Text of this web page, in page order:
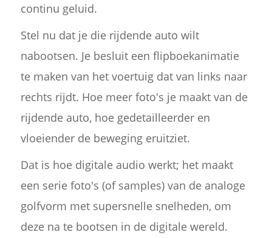
continu geluid.
Stel nu dat je die rijdende auto wilt
nabootsen. Je besluit een flipboekanimatie
te maken van het voertuig dat van links naar
rechts rijdt. Hoe meer foto's je maakt van de
rijdende auto, hoe gedetailleerder en
vloeiender de beweging eruitziet.
Dat is hoe digitale audio werkt; het maakt
een serie foto's (of samples) van de analoge
golfvorm met supersnelle snelheden, om
deze na te bootsen in de digitale wereld.